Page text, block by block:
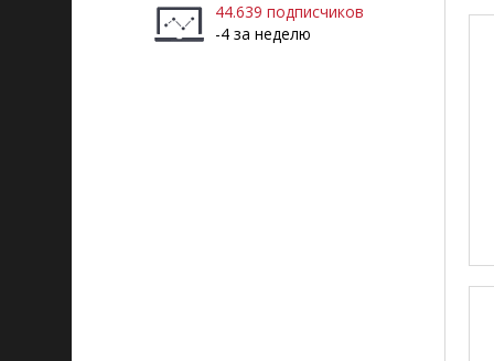
44.639 подписчиков
-4 за неделю